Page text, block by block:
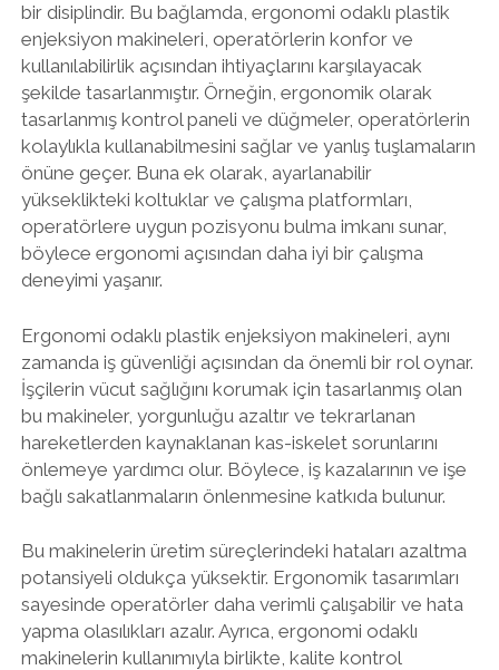
bir disiplindir. Bu bağlamda, ergonomi odaklı plastik
enjeksiyon makineleri, operatörlerin konfor ve
kullanılabilirlik açısından ihtiyaçlarını karşılayacak
şekilde tasarlanmıştır. Örneğin, ergonomik olarak
tasarlanmış kontrol paneli ve düğmeler, operatörlerin
kolaylıkla kullanabilmesini sağlar ve yanlış tuşlamaların
önüne geçer. Buna ek olarak, ayarlanabilir
yükseklikteki koltuklar ve çalışma platformları,
operatörlere uygun pozisyonu bulma imkanı sunar,
böylece ergonomi açısından daha iyi bir çalışma
deneyimi yaşanır.
Ergonomi odaklı plastik enjeksiyon makineleri, aynı
zamanda iş güvenliği açısından da önemli bir rol oynar.
İşçilerin vücut sağlığını korumak için tasarlanmış olan
bu makineler, yorgunluğu azaltır ve tekrarlanan
hareketlerden kaynaklanan kas-iskelet sorunlarını
önlemeye yardımcı olur. Böylece, iş kazalarının ve işe
bağlı sakatlanmaların önlenmesine katkıda bulunur.
Bu makinelerin üretim süreçlerindeki hataları azaltma
potansiyeli oldukça yüksektir. Ergonomik tasarımları
sayesinde operatörler daha verimli çalışabilir ve hata
yapma olasılıkları azalır. Ayrıca, ergonomi odaklı
makinelerin kullanımıyla birlikte, kalite kontrol